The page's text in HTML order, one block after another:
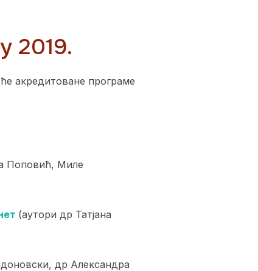
2019.
акредитоване програме
Поповић, Миле
(аутори др Татјана
др Александра